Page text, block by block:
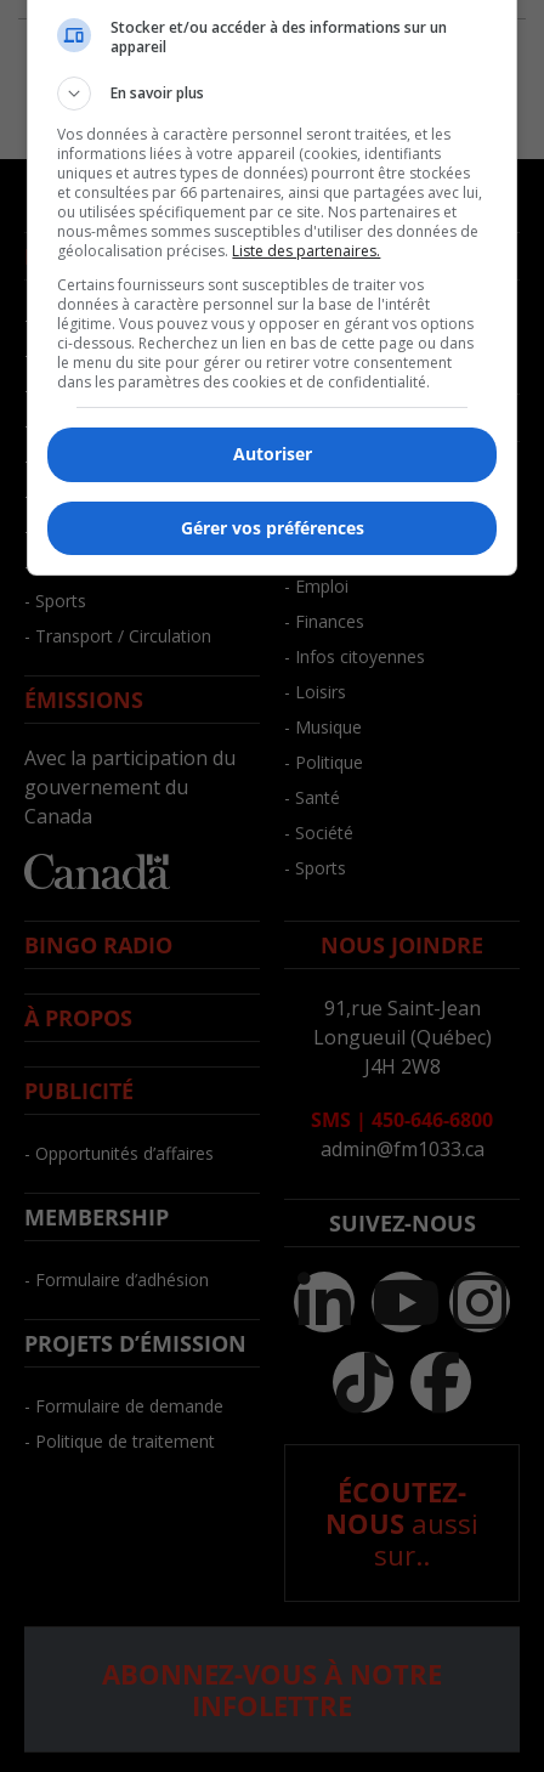
NOUVELLES
- Affaires municipales
- Communauté / Social
- Culture
- Économie
- Éducation
- Environnement
- Faits divers
- Santé et bien-être
- Sports
- Transport / Circulation
ÉMISSIONS
Avec la participation du
gouvernement du
Canada
MUSIQUE
- Décompte franco
- Joué récemment
BALADOS
- Affaires
- Art de vivre
- Bien-être
- Emploi
- Finances
- Infos citoyennes
- Loisirs
- Musique
- Politique
- Santé
- Société
- Sports
BINGO RADIO
À PROPOS
PUBLICITÉ
- Opportunités d’affaires
MEMBERSHIP
- Formulaire d’adhésion
PROJETS D’ÉMISSION
- Formulaire de demande
- Politique de traitement
NOUS JOINDRE
91,rue Saint-Jean
Longueuil (Québec)
J4H 2W8
SMS | 450-646-6800
admin@fm1033.ca
SUIVEZ-NOUS
ÉCOUTEZ-
NOUS aussi
sur..
ABONNEZ-VOUS À NOTRE
INFOLETTRE
Stocker et/ou accéder à des informations sur un
appareil
En savoir plus
Vos données à caractère personnel seront traitées, et les
informations liées à votre appareil (cookies, identifiants
uniques et autres types de données) pourront être stockées
et consultées par 66 partenaires, ainsi que partagées avec lui,
ou utilisées spécifiquement par ce site. Nos partenaires et
nous-mêmes sommes susceptibles d'utiliser des données de
géolocalisation précises. Liste des partenaires.
Certains fournisseurs sont susceptibles de traiter vos
données à caractère personnel sur la base de l'intérêt
légitime. Vous pouvez vous y opposer en gérant vos options
ci-dessous. Recherchez un lien en bas de cette page ou dans
le menu du site pour gérer ou retirer votre consentement
dans les paramètres des cookies et de confidentialité.
Autoriser
Gérer vos préférences